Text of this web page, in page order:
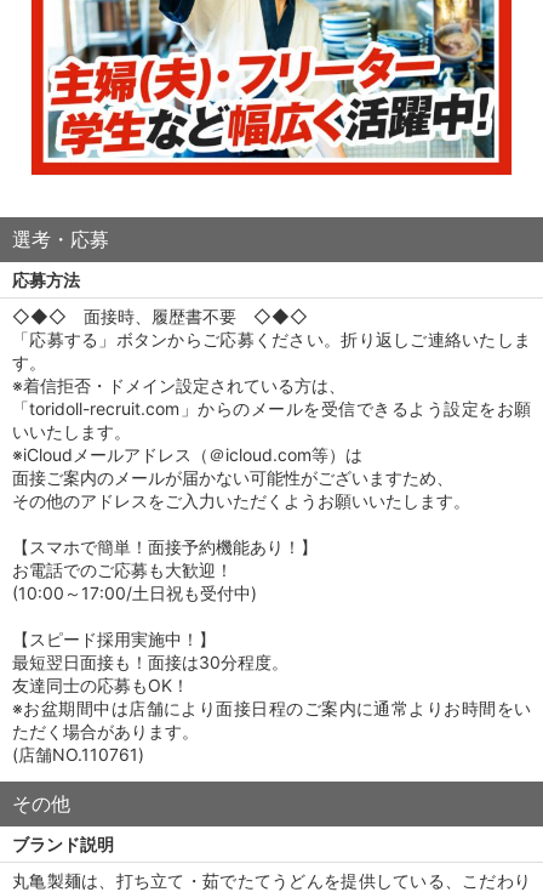
選考・応募
応募方法
◇◆◇ 面接時、履歴書不要 ◇◆◇
「応募する」ボタンからご応募ください。折り返しご連絡いたしま
す。
※着信拒否・ドメイン設定されている方は、
「toridoll-recruit.com」からのメールを受信できるよう設定をお願
いいたします。
※iCloudメールアドレス（＠icloud.com等）は
面接ご案内のメールが届かない可能性がございますため、
その他のアドレスをご入力いただくようお願いいたします。
【スマホで簡単！面接予約機能あり！】
お電話でのご応募も大歓迎！
(10:00～17:00/土日祝も受付中)
【スピード採用実施中！】
最短翌日面接も！面接は30分程度。
友達同士の応募もOK！
※お盆期間中は店舗により面接日程のご案内に通常よりお時間をい
ただく場合があります。
(店舗NO.110761)
その他
ブランド説明
丸亀製麺は、打ち立て・茹でたてうどんを提供している、こだわり